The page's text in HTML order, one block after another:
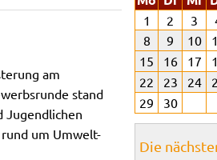
am
stand
Jugendlichen
um Umwelt-
1 2 3
8
9 10
15
16 17
22
23 24
29
30
Die